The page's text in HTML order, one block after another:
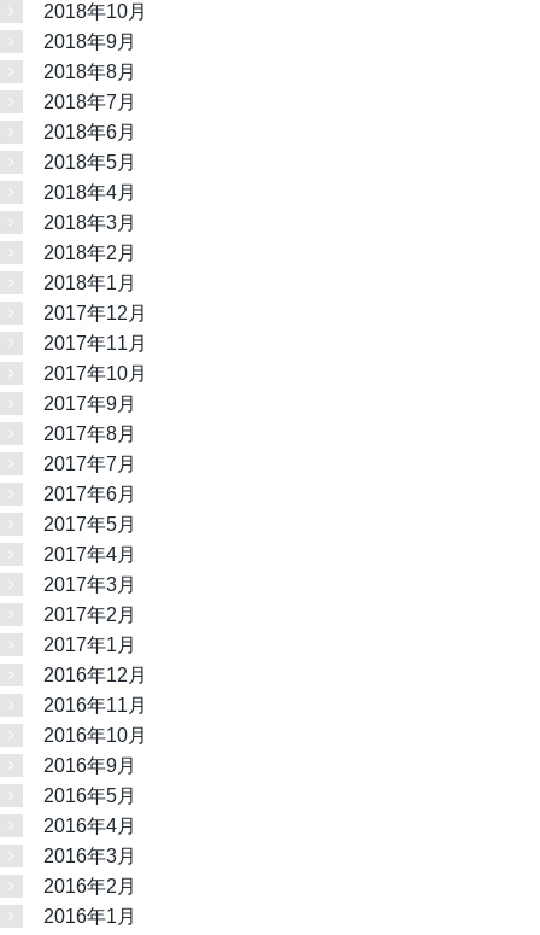
2018年10月
2018年9月
2018年8月
2018年7月
2018年6月
2018年5月
2018年4月
2018年3月
2018年2月
2018年1月
2017年12月
2017年11月
2017年10月
2017年9月
2017年8月
2017年7月
2017年6月
2017年5月
2017年4月
2017年3月
2017年2月
2017年1月
2016年12月
2016年11月
2016年10月
2016年9月
2016年5月
2016年4月
2016年3月
2016年2月
2016年1月